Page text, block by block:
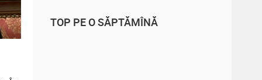
TOP PE O SĂPTĂMÎNĂ